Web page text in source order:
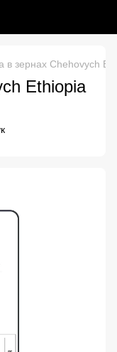
в зернах Chehovych
Ethiopia